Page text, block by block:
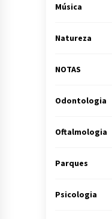
Música
Natureza
NOTAS
Odontologia
Oftalmologia
Parques
Psicologia